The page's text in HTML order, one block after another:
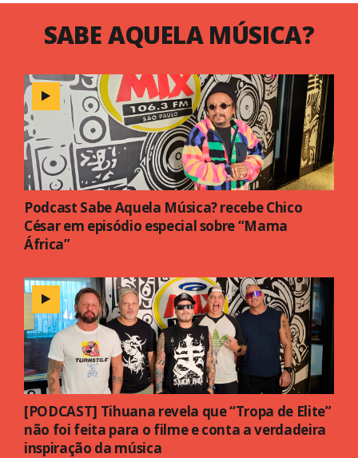
SABE AQUELA MÚSICA?
Podcast Sabe Aquela Música? recebe Chico
César em episódio especial sobre “Mama
África”
[PODCAST] Tihuana revela que “Tropa de Elite”
não foi feita para o filme e conta a verdadeira
inspiração da música